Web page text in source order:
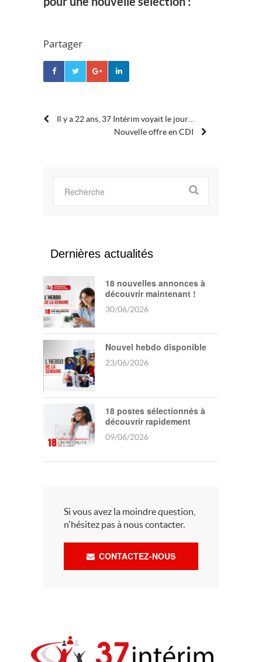
Partager
POST
Il y a 22 ans, 37 Intérim voyait le jour…
Nouvelle offre en CDI
Dernières actualités
18 nouvelles annonces à
découvrir maintenant !
30/06/2026
Nouvel hebdo disponible
23/06/2026
18 postes sélectionnés à
découvrir rapidement
09/06/2026
Si vous avez la moindre question,
n'hésitez pas à nous contacter.
CONTACTEZ-NOUS